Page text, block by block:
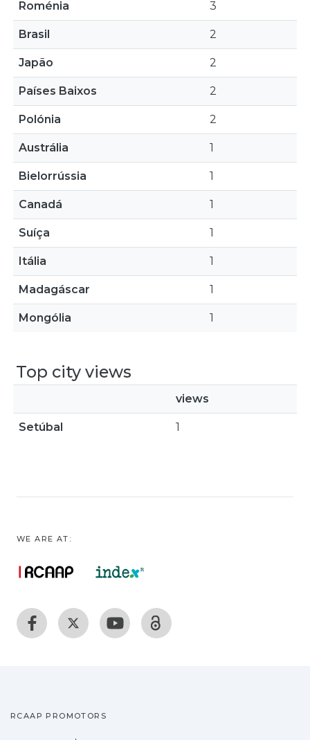
Roménia 3
Brasil 2
Japão 2
Países Baixos 2
Polónia 2
Austrália 1
Bielorrússia 1
Canadá 1
Suíça 1
Itália 1
Madagáscar 1
Mongólia 1
Top city views
views
Setúbal 1
WE ARE AT:
RCAAP PROMOTORS